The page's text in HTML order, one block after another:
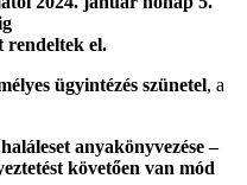
rendeltek el.
ügyintézés szünetel, a
anyakönyvezése –
követően van mód